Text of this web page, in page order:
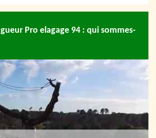
Pro elagage 94 : qui sommes-